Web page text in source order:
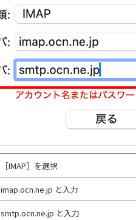
［IMAP］を選択
imap.ocn.ne.jp と入力
smtp.ocn.ne.jp と入力